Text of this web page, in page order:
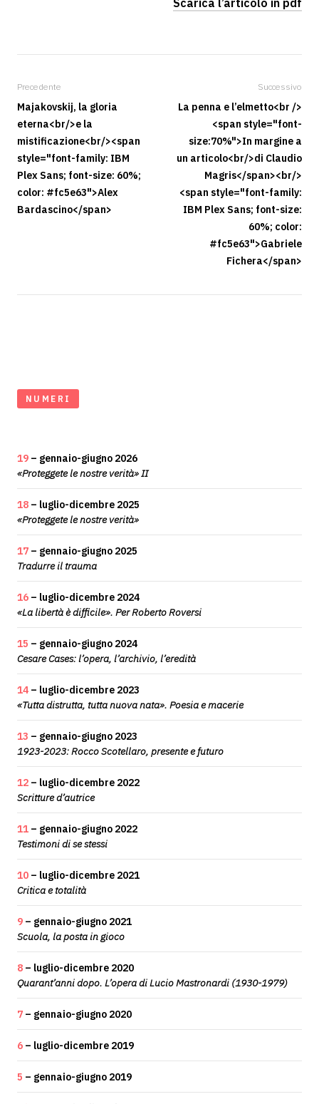
Scarica l’articolo in pdf
Precedente
Majakovskij, la gloria
eterna<br/>e la
mistificazione<br/><span
style="font-family: IBM
Plex Sans; font-size: 60%;
color: #fc5e63">Alex
Bardascino</span>
Successivo
La penna e l’elmetto<br />
<span style="font-
size:70%">In margine a
un articolo<br/>di Claudio
Magris</span><br/>
<span style="font-family:
IBM Plex Sans; font-size:
60%; color:
#fc5e63">Gabriele
Fichera</span>
NUMERI
19 – gennaio-giugno 2026
«Proteggete le nostre verità» II
18 – luglio-dicembre 2025
«Proteggete le nostre verità»
17 – gennaio-giugno 2025
Tradurre il trauma
16 – luglio-dicembre 2024
«La libertà è difficile». Per Roberto Roversi
15 – gennaio-giugno 2024
Cesare Cases: l’opera, l’archivio, l’eredità
14 – luglio-dicembre 2023
«Tutta distrutta, tutta nuova nata». Poesia e macerie
13 – gennaio-giugno 2023
1923-2023: Rocco Scotellaro, presente e futuro
12 – luglio-dicembre 2022
Scritture d’autrice
11 – gennaio-giugno 2022
Testimoni di se stessi
10 – luglio-dicembre 2021
Critica e totalità
9 – gennaio-giugno 2021
Scuola, la posta in gioco
8 – luglio-dicembre 2020
Quarant’anni dopo. L’opera di Lucio Mastronardi (1930-1979)
7 – gennaio-giugno 2020
6 – luglio-dicembre 2019
5 – gennaio-giugno 2019